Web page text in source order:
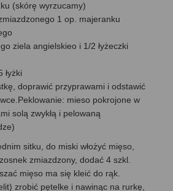
(skórę wyrzucamy)
1 op. majeranku
ziela angielskieo i 1/2 łyżeczki
łyżki
doprawić przyprawami i odstawić
mieso pokrojone w
solą zwykłą i pelowaną
sitku, do miski włożyć mięso,
zmiazdzony, dodać 4 szkl.
mięso ma się kleić do rąk.
zrobić pętelke i nawinąc na rurkę,